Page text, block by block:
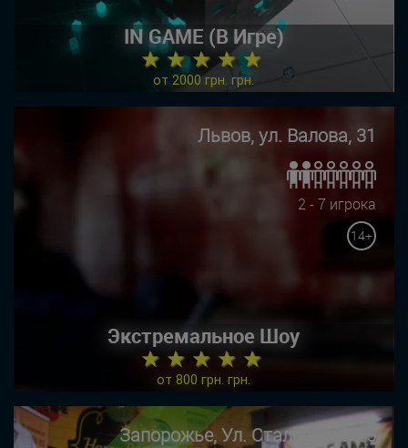
IN GAME (В Игре)
★ ★ ★ ★ ★
от 2000 грн. грн.
Львов, ул. Валова, 31
2 - 7 игрока
14+
Экстремальное Шоу
★ ★ ★ ★ ★
от 800 грн. грн.
Запорожье, Ул. Сталеваров 15